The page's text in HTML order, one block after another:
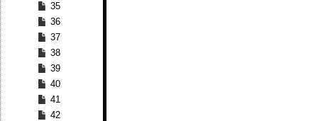
35
36
37
38
39
40
41
42